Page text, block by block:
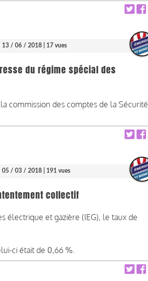
13 / 06 / 2018 | 17 vues
du régime spécial des
commission des comptes de la Sécurité
05 / 03 / 2018 | 191 vues
collectif
électrique et gazière (IEG), le taux de
ci était de 0,66 %.